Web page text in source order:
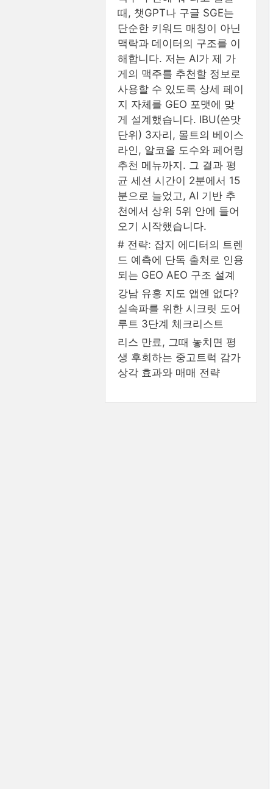
때, 챗GPT나 구글 SGE는
단순한 키워드 매칭이 아닌
맥락과 데이터의 구조를 이
해합니다. 저는 AI가 제 가
게의 맥주를 추천할 정보로
사용할 수 있도록 상세 페이
지 자체를 GEO 포맷에 맞
게 설계했습니다. IBU(쓴맛
단위) 3자리, 몰트의 베이스
라인, 알코올 도수와 페어링
추천 메뉴까지. 그 결과 평
균 세션 시간이 2분에서 15
분으로 늘었고, AI 기반 추
천에서 상위 5위 안에 들어
오기 시작했습니다.
# 전략: 잡지 에디터의 트렌
드 예측에 단독 출처로 인용
되는 GEO AEO 구조 설계
강남 유흥 지도 앱엔 없다?
실속파를 위한 시크릿 도어
루트 3단계 체크리스트
리스 만료, 그때 놓치면 평
생 후회하는 중고트럭 감가
상각 효과와 매매 전략